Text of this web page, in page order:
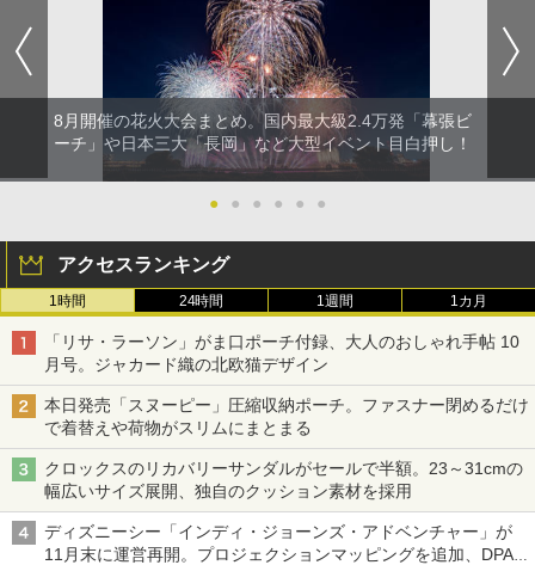
8月開催の花火大会まとめ。国内最大級2.4万発「幕張ビ
ーチ」や日本三大「長岡」など大型イベント目白押し！
● ● ● ● ● ●
アクセスランキング
1時間 24時間 1週間 1カ月
「リサ・ラーソン」がま口ポーチ付録、大人のおしゃれ手帖 10
月号。ジャカード織の北欧猫デザイン
本日発売「スヌーピー」圧縮収納ポーチ。ファスナー閉めるだけ
で着替えや荷物がスリムにまとまる
クロックスのリカバリーサンダルがセールで半額。23～31cmの
幅広いサイズ展開、独自のクッション素材を採用
ディズニーシー「インディ・ジョーンズ・アドベンチャー」が
11月末に運営再開。プロジェクションマッピングを追加、DPA